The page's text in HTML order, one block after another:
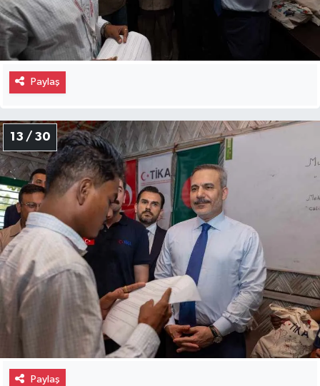
Paylaş
13 / 30
Paylaş